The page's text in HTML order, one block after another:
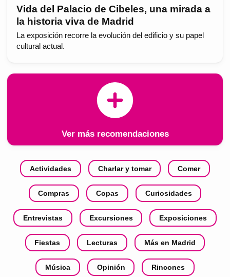
Vida del Palacio de Cibeles, una mirada a
la historia viva de Madrid
La exposición recorre la evolución del edificio y su papel
cultural actual.
Ver más recomendaciones
Actividades Charlar y tomar Comer
Compras Copas Curiosidades
Entrevistas Excursiones Exposiciones
Fiestas Lecturas Más en Madrid
Música Opinión Rincones